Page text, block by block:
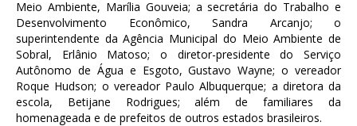
Meio Ambiente, Marília Gouveia; a secretária do Trabalho e
Desenvolvimento Econômico, Sandra Arcanjo; o
superintendente da Agência Municipal do Meio Ambiente de
Sobral, Erlânio Matoso; o diretor-presidente do Serviço
Autônomo de Água e Esgoto, Gustavo Wayne; o vereador
Roque Hudson; o vereador Paulo Albuquerque; a diretora da
escola, Betijane Rodrigues; além de familiares da
homenageada e de prefeitos de outros estados brasileiros.